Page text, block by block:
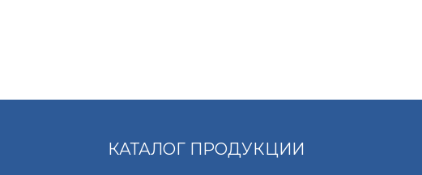
КАТАЛОГ ПРОДУКЦИИ